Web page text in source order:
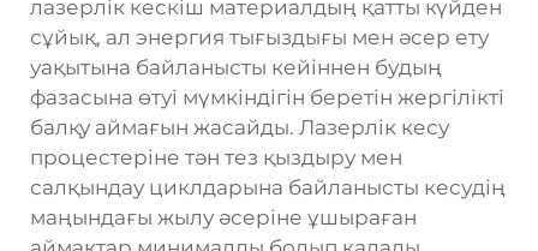
лазерлік кескіш материалдың қатты күйден
сұйық, ал энергия тығыздығы мен әсер ету
уақытына байланысты кейіннен будың
фазасына өтуі мүмкіндігін беретін жергілікті
балқу аймағын жасайды. Лазерлік кесу
процестеріне тән тез қыздыру мен
салқындау циклдарына байланысты кесудің
маңындағы жылу әсеріне ұшыраған